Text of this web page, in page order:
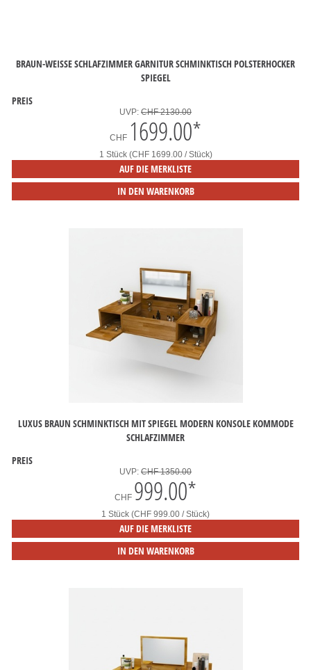
BRAUN-WEISSE SCHLAFZIMMER GARNITUR SCHMINKTISCH POLSTERHOCKER S
PIEGEL
PREIS
UVP: CHF 2130.00
CHF 1699.00*
1 Stück (CHF 1699.00 / Stück)
AUF DIE MERKLISTE
IN DEN WARENKORB
LUXUS BRAUN SCHMINKTISCH MIT SPIEGEL MODERN KONSOLE KOMMODE
SCHLAFZIMMER
PREIS
UVP: CHF 1350.00
CHF 999.00*
1 Stück (CHF 999.00 / Stück)
AUF DIE MERKLISTE
IN DEN WARENKORB